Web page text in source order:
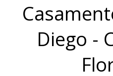
Diego -